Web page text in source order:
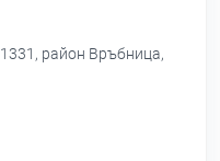
район Връбница,